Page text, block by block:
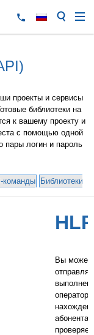
проекты и сервисы
библиотеки на
к вашему проекту и
с помощью одной
пары логин и пароль
команды Библиотеки
Вы
абонента